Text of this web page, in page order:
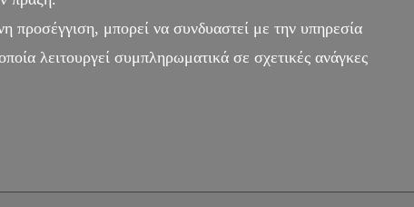
προσέγγιση, μπορεί να συνδυαστεί με την υπηρεσία
λειτουργεί συμπληρωματικά σε σχετικές ανάγκες